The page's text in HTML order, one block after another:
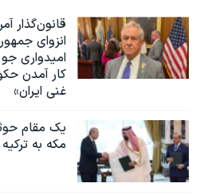
قانون‌گذار
انزوای
امیدواری
کار آمدن
غنی ایران»
یک مقام
مکه به